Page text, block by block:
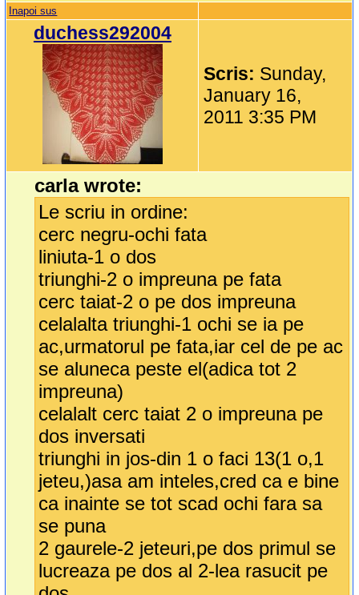
Inapoi sus
duchess292004
Scris: Sunday,
January 16,
2011 3:35 PM
carla wrote:
Le scriu in ordine:
cerc negru-ochi fata
liniuta-1 o dos
triunghi-2 o impreuna pe fata
cerc taiat-2 o pe dos impreuna
celalalta triunghi-1 ochi se ia pe
ac,urmatorul pe fata,iar cel de pe ac
se aluneca peste el(adica tot 2
impreuna)
celalalt cerc taiat 2 o impreuna pe
dos inversati
triunghi in jos-din 1 o faci 13(1 o,1
jeteu,)asa am inteles,cred ca e bine
ca inainte se tot scad ochi fara sa
se puna
2 gaurele-2 jeteuri,pe dos primul se
lucreaza pe dos al 2-lea rasucit pe